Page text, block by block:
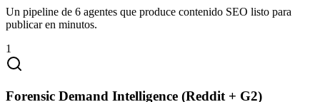
Un pipeline de 6 agentes que produce contenido SEO listo para
publicar en minutos.
1
Forensic Demand Intelligence (Reddit + G2)